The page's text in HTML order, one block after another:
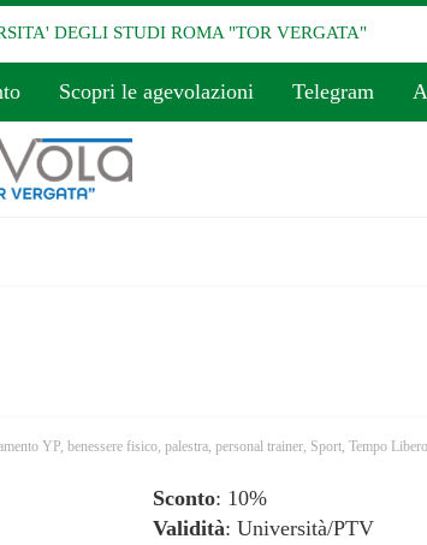
DEGLI STUDI ROMA "TOR VERGATA"
Scopri le agevolazioni Telegram
YP, benessere fisico, palestra, personal trainer, Sport, Tempo Libero
Sconto: 10%
Validità: Università/PTV